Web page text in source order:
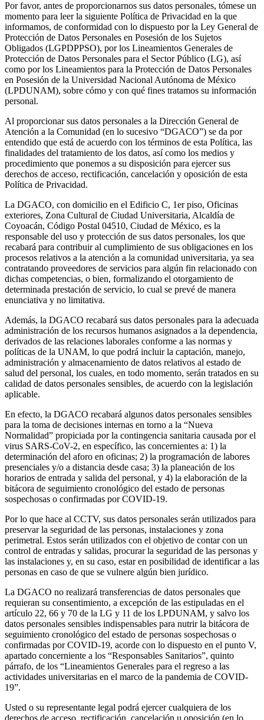
Por favor, antes de proporcionarnos sus datos personales, tómese un
momento para leer la siguiente Política de Privacidad en la que
informamos, de conformidad con lo dispuesto por la Ley General de
Protección de Datos Personales en Posesión de los Sujetos
Obligados (LGPDPPSO), por los Lineamientos Generales de
Protección de Datos Personales para el Sector Público (LG), así
como por los Lineamientos para la Protección de Datos Personales
en Posesión de la Universidad Nacional Autónoma de México
(LPDUNAM), sobre cómo y con qué fines tratamos su información
personal.
Al proporcionar sus datos personales a la Dirección General de
Atención a la Comunidad (en lo sucesivo “DGACO”) se da por
entendido que está de acuerdo con los términos de esta Política, las
finalidades del tratamiento de los datos, así como los medios y
procedimiento que ponemos a su disposición para ejercer sus
derechos de acceso, rectificación, cancelación y oposición de esta
Política de Privacidad.
La DGACO, con domicilio en el Edificio C, 1er piso, Oficinas
exteriores, Zona Cultural de Ciudad Universitaria, Alcaldía de
Coyoacán, Código Postal 04510, Ciudad de México, es la
responsable del uso y protección de sus datos personales, los que
recabará para contribuir al cumplimiento de sus obligaciones en los
procesos relativos a la atención a la comunidad universitaria, ya sea
contratando proveedores de servicios para algún fin relacionado con
dichas competencias, o bien, formalizando el otorgamiento de
determinada prestación de servicio, lo cual se prevé de manera
enunciativa y no limitativa.
Además, la DGACO recabará sus datos personales para la adecuada
administración de los recursos humanos asignados a la dependencia,
derivados de las relaciones laborales conforme a las normas y
políticas de la UNAM, lo que podrá incluir la captación, manejo,
administración y almacenamiento de datos relativos al estado de
salud del personal, los cuales, en todo momento, serán tratados en su
calidad de datos personales sensibles, de acuerdo con la legislación
aplicable.
En efecto, la DGACO recabará algunos datos personales sensibles
para la toma de decisiones internas en torno a la “Nueva
Normalidad” propiciada por la contingencia sanitaria causada por el
virus SARS-CoV-2, en específico, las concernientes a: 1) la
determinación del aforo en oficinas; 2) la programación de labores
presenciales y/o a distancia desde casa; 3) la planeación de los
horarios de entrada y salida del personal, y 4) la elaboración de la
bitácora de seguimiento cronológico del estado de personas
sospechosas o confirmadas por COVID-19.
Por lo que hace al CCTV, sus datos personales serán utilizados para
preservar la seguridad de las personas, instalaciones y zona
perimetral. Estos serán utilizados con el objetivo de contar con un
control de entradas y salidas, procurar la seguridad de las personas y
las instalaciones y, en su caso, estar en posibilidad de identificar a las
personas en caso de que se vulnere algún bien jurídico.
La DGACO no realizará transferencias de datos personales que
requieran su consentimiento, a excepción de las estipuladas en el
artículo 22, 66 y 70 de la LG y 11 de los LPDUNAM, y salvo los
datos personales sensibles indispensables para nutrir la bitácora de
seguimiento cronológico del estado de personas sospechosas o
confirmadas por COVID-19, acorde con lo dispuesto en el punto V,
apartado concerniente a los “Responsables Sanitarios”, quinto
párrafo, de los “Lineamientos Generales para el regreso a las
actividades universitarias en el marco de la pandemia de COVID-
19”.
Usted o su representante legal podrá ejercer cualquiera de los